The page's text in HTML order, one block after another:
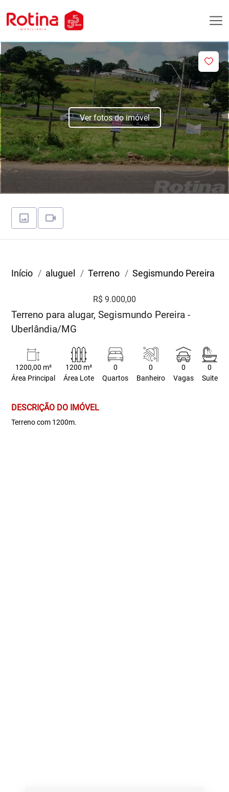
Ver fotos do imóvel
Início aluguel Terreno Segismundo Pereira
R$ 9.000,00
Terreno para alugar, Segismundo Pereira -
Uberlândia/MG
1200,00 m²
Área Principal
1200 m²
Área Lote
0
Quartos
0
Banheiro
0
Vagas
0
Suite
DESCRIÇÃO DO IMÓVEL
Terreno com 1200m.